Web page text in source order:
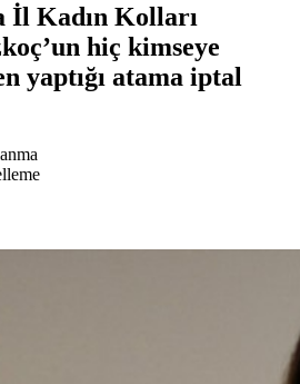
Kadın Kolları
hiç kimseye
yaptığı atama iptal